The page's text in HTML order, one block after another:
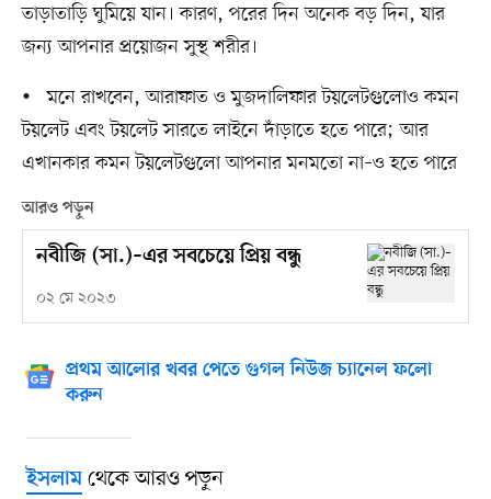
তাড়াতাড়ি ঘুমিয়ে যান। কারণ, পরের দিন অনেক বড় দিন, যার
জন্য আপনার প্রয়োজন সুস্থ শরীর।
• মনে রাখবেন, আরাফাত ও মুজদালিফার টয়লেটগুলোও কমন
টয়লেট এবং টয়লেট সারতে লাইনে দাঁড়াতে হতে পারে; আর
এখানকার কমন টয়লেটগুলো আপনার মনমতো না–ও হতে পারে
আরও পড়ুন
নবীজি (সা.)–এর সবচেয়ে প্রিয় বন্ধু
০২ মে ২০২৩
প্রথম আলোর খবর পেতে গুগল নিউজ চ্যানেল ফলো
করুন
ইসলামথেকে আরও পড়ুন